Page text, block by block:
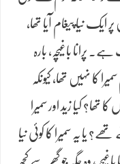
ایک نیا پیغام آیا تھا،
پرانا باغیچہ، بارہ
کا نہیں تھا، کیونکہ
تھا؟ کیا زید اور سمیرا
یہ سمیرا کا کوئی نیا
وہ جگہ جو گھر سے کچھ